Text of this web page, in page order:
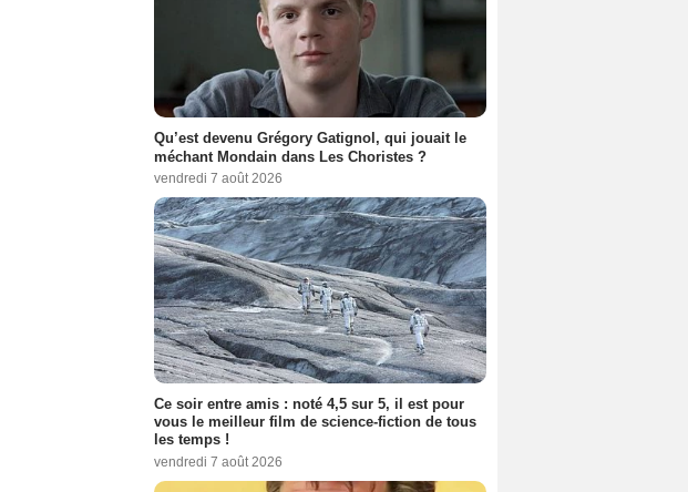
Qu’est devenu Grégory Gatignol, qui jouait le
méchant Mondain dans Les Choristes ?
vendredi 7 août 2026
Ce soir entre amis : noté 4,5 sur 5, il est pour
vous le meilleur film de science-fiction de tous
les temps !
vendredi 7 août 2026